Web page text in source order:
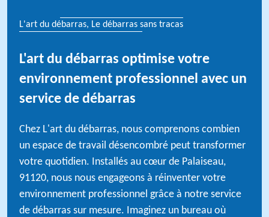
L'art du débarras, Le débarras sans tracas
L'art du débarras optimise votre
environnement professionnel avec un
service de débarras
Chez L'art du débarras, nous comprenons combien
un espace de travail désencombré peut transformer
votre quotidien. Installés au cœur de Palaiseau,
91120, nous nous engageons à réinventer votre
environnement professionnel grâce à notre service
de débarras sur mesure. Imaginez un bureau où